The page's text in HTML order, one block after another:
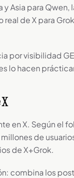
Asia para Qwen,
de X para
por visibilidad
lo hacen
en X. Según el
de
de X+Grok.
combina los